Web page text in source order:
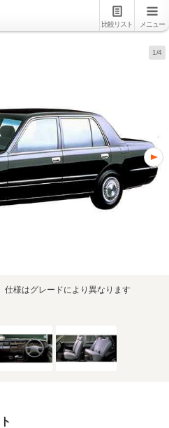
比較リスト メニュー
1/4
様はグレードにより異なります